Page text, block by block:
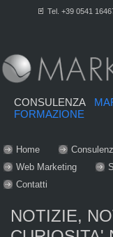
Tel. +39 0541
CONSULENZA
FORMAZIONE
Home
Web Marketing
Contatti
NOTIZIE,